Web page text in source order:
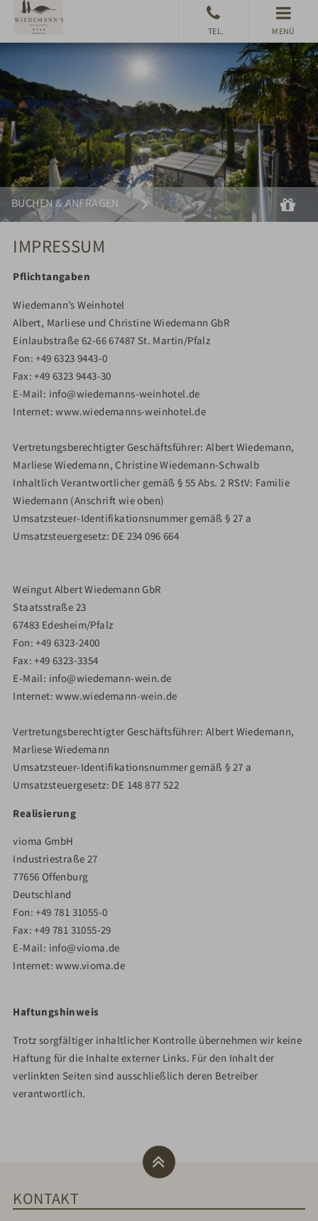
MENÜ
BUCHEN & ANFRAGEN Suchen
IMPRESSUM
Pflichtangaben
Wiedemann’s Weinhotel
Albert, Marliese und Christine Wiedemann GbR
Einlaubstraße 62-66 67487 St. Martin/Pfalz
Fon: +49 6323 9443-0
Fax: +49 6323 9443-30
E-Mail: info@wiedemanns-weinhotel.de
Internet: www.wiedemanns-weinhotel.de
Vertretungsberechtigter Geschäftsführer: Albert Wiedemann,
Marliese Wiedemann, Christine Wiedemann-Schwalb
Inhaltlich Verantwortlicher gemäß § 55 Abs. 2 RStV: Familie
Wiedemann (Anschrift wie oben)
Umsatzsteuer-Identifikationsnummer gemäß § 27 a
Umsatzsteuergesetz: DE 234 096 664
Weingut Albert Wiedemann GbR
Staatsstraße 23
67483 Edesheim/Pfalz
Fon: +49 6323-2400
Fax: +49 6323-3354
E-Mail: info@wiedemann-wein.de
Internet: www.wiedemann-wein.de
Vertretungsberechtigter Geschäftsführer: Albert Wiedemann,
Marliese Wiedemann
Umsatzsteuer-Identifikationsnummer gemäß § 27 a
Umsatzsteuergesetz: DE 148 877 522
Realisierung
vioma GmbH
Industriestraße 27
77656 Offenburg
Deutschland
Fon: +49 781 31055-0
Fax: +49 781 31055-29
E-Mail: info@vioma.de
Internet: www.vioma.de
Haftungshinweis
Trotz sorgfältiger inhaltlicher Kontrolle übernehmen wir keine
Haftung für die Inhalte externer Links. Für den Inhalt der
verlinkten Seiten sind ausschließlich deren Betreiber
verantwortlich.
KONTAKT